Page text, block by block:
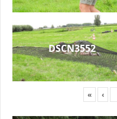
DSCN3552
« ‹